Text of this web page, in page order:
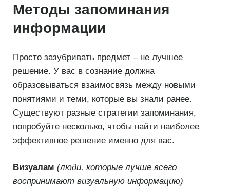
Методы запоминания
информации
Просто зазубривать предмет – не лучшее
решение. У вас в сознание должна
образовываться взаимосвязь между новыми
понятиями и теми, которые вы знали ранее.
Существуют разные стратегии запоминания,
попробуйте несколько, чтобы найти наиболее
эффективное решение именно для вас.
Визуалам (люди, которые лучше всего
воспринимают визуальную информацию)